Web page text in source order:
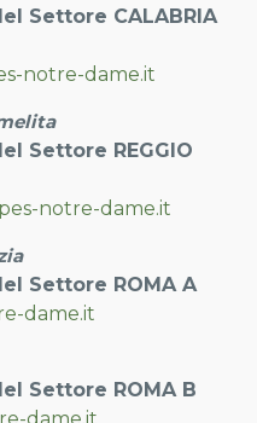
Settore CALABRIA
notre-dame.it
Settore REGGIO
notre-dame.it
Settore ROMA A
dame.it
Settore ROMA B